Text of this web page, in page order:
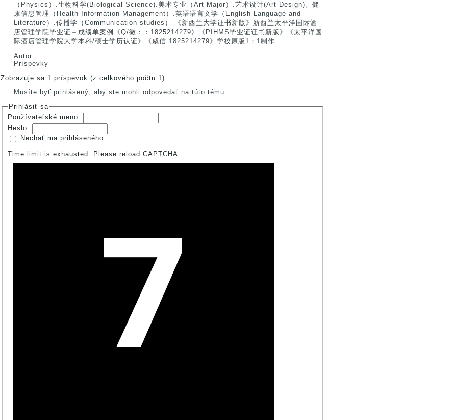
（Physics）.生物科学(Biological Science).美术专业（Art Major）.艺术设计(Art Design)。健
康信息管理（Health Information Management）.英语语言文学（English Language and
Literature）.传播学（Communication studies） 《新西兰大学证书新版》新西兰太平洋国际酒
店管理学院毕业证＋成绩单案例《Q/微：：1825214279》《PIHMS毕业证证书新版》《太平洋国
际酒店管理学院大学本科/硕士学历认证》《威信:1825214279》学校原版1：1制作
Autor
Príspevky
Zobrazuje sa 1 príspevok (z celkového počtu 1)
Musíte byť prihlásený, aby ste mohli odpovedať na túto tému.
Prihlásiť sa
Používateľské meno:
Heslo:
Nechať ma prihláseného
Time limit is exhausted. Please reload CAPTCHA.